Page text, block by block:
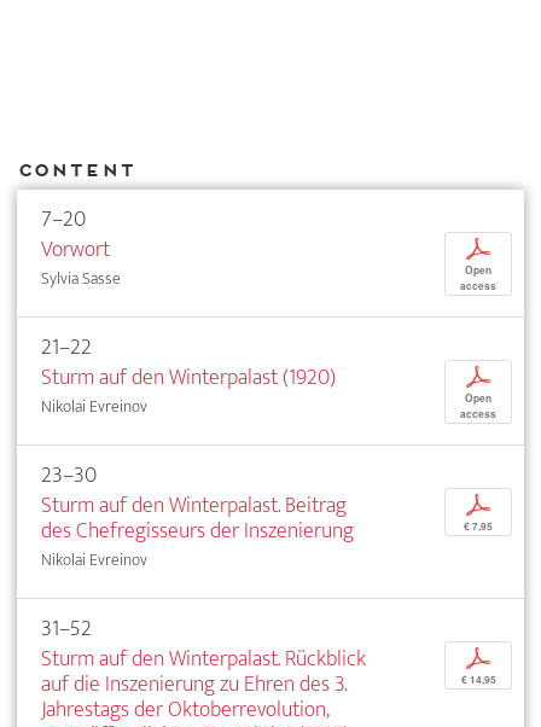
Content
7–20
Vorwort
Sylvia Sasse
p
Open
access
21–22
Sturm auf den Winterpalast (1920)
Nikolai Evreinov
p
Open
access
23–30
Sturm auf den Winterpalast. Beitrag
des Chefregisseurs der Inszenierung
Nikolai Evreinov
p
€ 7,95
31–52
Sturm auf den Winterpalast. Rückblick
auf die Inszenierung zu Ehren des 3.
Jahrestags der Oktoberrevolution,
p
€ 14,95